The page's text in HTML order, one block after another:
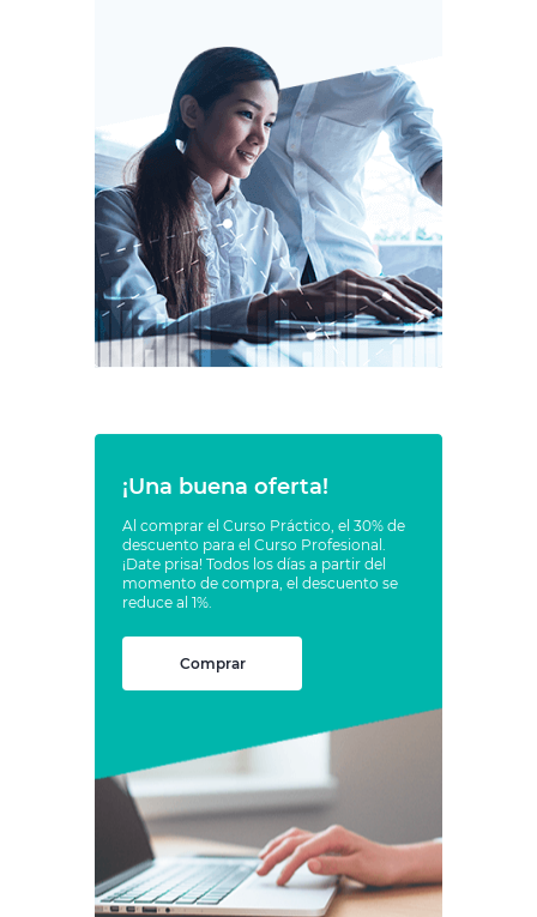
¡Una buena oferta!
Al comprar el Curso Práctico, el 30% de
descuento para el Curso Profesional.
¡Date prisa! Todos los días a partir del
momento de compra, el descuento se
reduce al 1%.
Comprar